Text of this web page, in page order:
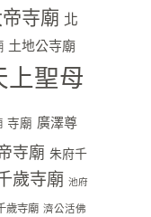
寺廟 北
土地公寺廟
上聖母
寺廟 廣澤尊
寺廟 朱府千
歲寺廟 池府
歲寺廟 濟公活佛